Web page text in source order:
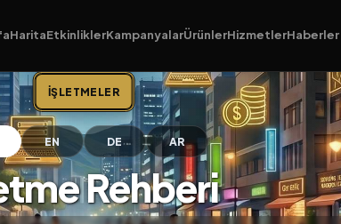
HaritaEtkinliklerKampanyalarÜrünlerHizmetlerHaberler
İŞLETMELER
EN DE AR
Rehberi